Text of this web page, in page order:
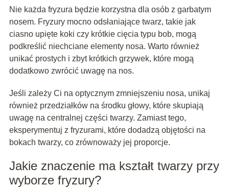
Nie każda fryzura będzie korzystna dla osób z garbatym
nosem. Fryzury mocno odsłaniające twarz, takie jak
ciasno upięte koki czy krótkie cięcia typu bob, mogą
podkreślić niechciane elementy nosa. Warto również
unikać prostych i zbyt krótkich grzywek, które mogą
dodatkowo zwrócić uwagę na nos.
Jeśli zależy Ci na optycznym zmniejszeniu nosa, unikaj
również przedziałków na środku głowy, które skupiają
uwagę na centralnej części twarzy. Zamiast tego,
eksperymentuj z fryzurami, które dodadzą objętości na
bokach twarzy, co zrównoważy jej proporcje.
Jakie znaczenie ma kształt twarzy przy
wyborze fryzury?